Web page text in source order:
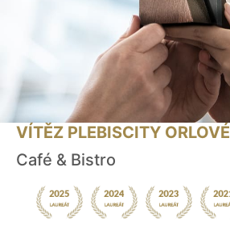
VÍTĚZ PLEBISCITY ORLOVÉ
Café & Bistro